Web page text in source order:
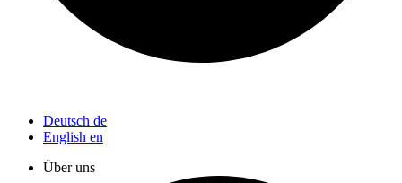
Deutsch de
English en
Über uns